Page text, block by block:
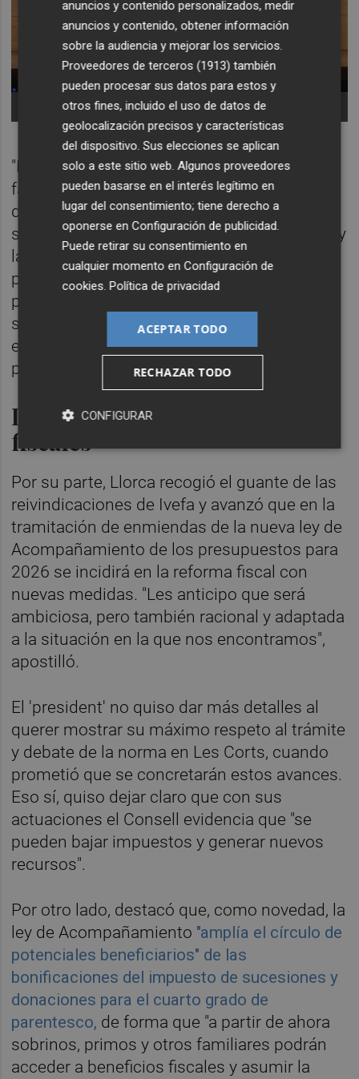
-Foto: KIKE TABERNER
"Desde Ivefa reivindicamos un entorno que
favorezca la competitividad y el crecimiento
de las empresas familiares, basado en la
seguridad jurídica, la estabilidad regulatoria y
la capacidad de planificar a medio y largo
plazo. Las empresas familiares no piden
privilegios, sino medidas que les permitan
seguir invirtiendo, innovando y generando
empleo y prosperidad", concluyó la
presidenta de Ivefa.
Llorca avanza más reformas
fiscales
Por su parte, Llorca recogió el guante de las
reivindicaciones de Ivefa y avanzó que en la
tramitación de enmiendas de la nueva ley de
Acompañamiento de los presupuestos para
2026 se incidirá en la reforma fiscal con
nuevas medidas. "Les anticipo que será
ambiciosa, pero también racional y adaptada
a la situación en la que nos encontramos",
apostilló.
El 'president' no quiso dar más detalles al
querer mostrar su máximo respeto al trámite
y debate de la norma en Les Corts, cuando
prometió que se concretarán estos avances.
Eso sí, quiso dejar claro que con sus
actuaciones el Consell evidencia que "se
pueden bajar impuestos y generar nuevos
recursos".
Por otro lado, destacó que, como novedad, la
ley de Acompañamiento "amplía el círculo de
potenciales beneficiarios" de las
bonificaciones del impuesto de sucesiones y
donaciones para el cuarto grado de
parentesco, de forma que "a partir de ahora
sobrinos, primos y otros familiares podrán
acceder a beneficios fiscales y asumir la
anuncios y contenido personalizados, medir
anuncios y contenido, obtener información
sobre la audiencia y mejorar los servicios.
Proveedores de terceros (1913) también
pueden procesar sus datos para estos y
otros fines, incluido el uso de datos de
geolocalización precisos y características
del dispositivo. Sus elecciones se aplican
solo a este sitio web. Algunos proveedores
pueden basarse en el interés legítimo en
lugar del consentimiento; tiene derecho a
oponerse enConfiguración de publicidad
Puede retirar su consentimiento en
cualquier momento enConfiguración de
cookies .Política de privacidad
ACEPTAR TODO
RECHAZAR TODO
CONFIGURAR